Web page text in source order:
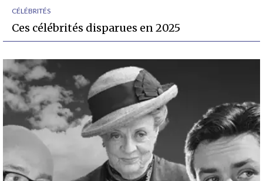
CÉLÉBRITÉS
Ces célébrités disparues en 2025